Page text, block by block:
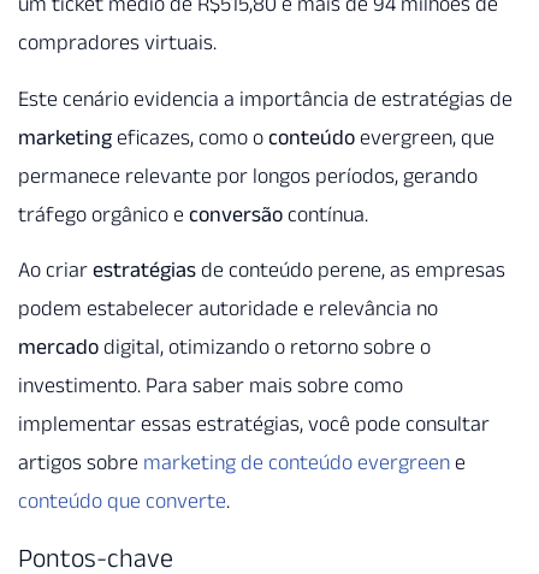
compradores virtuais.
Este cenário evidencia a importância de estratégias de
marketingeficazes, como o conteúdo evergreen, que
permanece relevante por longos períodos, gerando
tráfego orgânico e conversão contínua.
Ao criar estratégias de conteúdo perene, as empresas
podem estabelecer autoridade e relevância no
mercado digital, otimizando o retorno sobre o
investimento. Para saber mais sobre como
implementar essas estratégias, você pode consultar
artigos sobre marketing de conteúdo evergreen e
conteúdo que converte.
Pontos-chave